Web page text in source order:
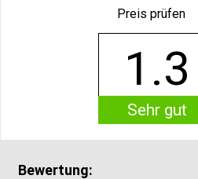
Preis prüfen
1.3
Sehr gut
Bewertung: